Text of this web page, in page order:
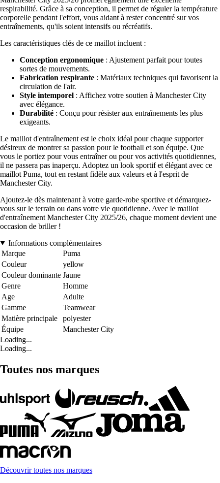
respirabilité. Grâce à sa conception, il permet de réguler la température
corporelle pendant l'effort, vous aidant à rester concentré sur vos
entraînements, qu'ils soient intensifs ou récréatifs.
Les caractéristiques clés de ce maillot incluent :
Conception ergonomique : Ajustement parfait pour toutes
sortes de mouvements.
Fabrication respirante : Matériaux techniques qui favorisent la
circulation de l'air.
Style intemporel : Affichez votre soutien à Manchester City
avec élégance.
Durabilité : Conçu pour résister aux entraînements les plus
exigeants.
Le maillot d'entraînement est le choix idéal pour chaque supporter
désireux de montrer sa passion pour le football et son équipe. Que
vous le portiez pour vous entraîner ou pour vos activités quotidiennes,
il ne passera pas inaperçu. Adoptez un look sportif et élégant avec ce
maillot Puma, tout en restant fidèle aux valeurs et à l'esprit de
Manchester City.
Ajoutez-le dès maintenant à votre garde-robe sportive et démarquez-
vous sur le terrain ou dans votre vie quotidienne. Avec le maillot
d'entraînement Manchester City 2025/26, chaque moment devient une
occasion de briller !
Informations complémentaires
Marque
Puma
Couleur
yellow
Couleur dominante Jaune
Genre
Homme
Age
Adulte
Gamme
Teamwear
Matière principale
polyester
Équipe
Manchester City
Loading...
Loading...
Toutes nos marques
Découvrir toutes nos marques